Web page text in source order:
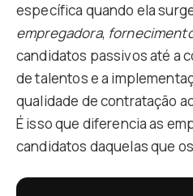
específica quando ela
empregadora,
candidatos passivos até a
de talentos e a
qualidade de contratação
É isso que diferencia as
candidatos daquelas que